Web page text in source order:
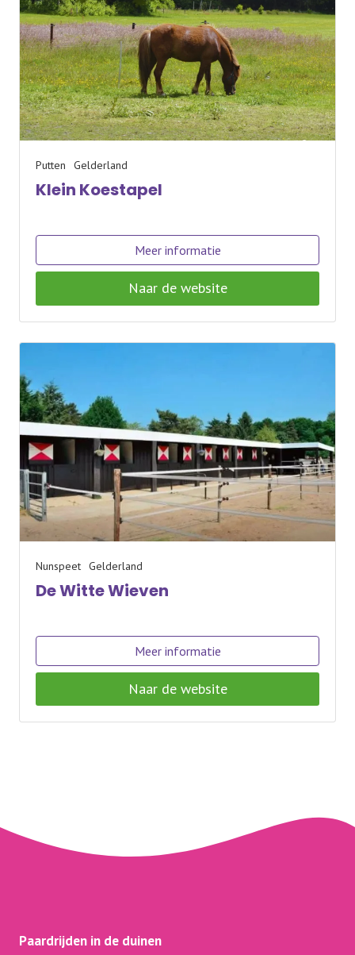
Putten Gelderland
Klein Koestapel
Meer informatie
Naar de website
Nunspeet Gelderland
De Witte Wieven
Meer informatie
Naar de website
Paardrijden in de duinen